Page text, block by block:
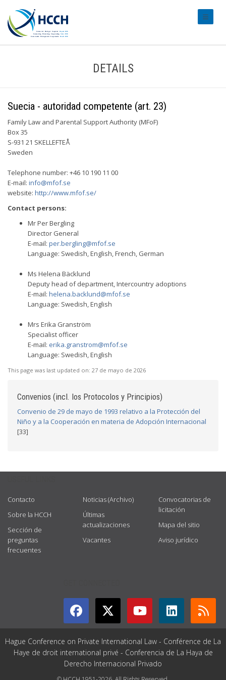
DETAILS
Suecia - autoridad competente (art. 23)
Family Law and Parental Support Authority (MFoF)
Box 35
S-931 21 SKELLEFTEÅ
Sweden
Telephone number: +46 10 190 11 00
E-mail: info@mfof.se
website: http://www.mfof.se/
Contact persons:
Mr Per Bergling
Director General
E-mail: per.bergling@mfof.se
Language: Swedish, English, French, German
Ms Helena Bäcklund
Deputy head of department, Intercountry adoptions
E-mail: helena.backlund@mfof.se
Language: Swedish, English
Mrs Erika Granström
Specialist officer
E-mail: erika.granstrom@mfof.se
Language: Swedish, English
This page was last updated on: 27 de mayo de 2026
Convenios (incl. los Protocolos y Principios)
Convenio de 29 de mayo de 1993 relativo a la Protección del
Niño y a la Cooperación en materia de Adopción Internacional
[33]
Contacto
Sobre la HCCH
Sección de
preguntas
frecuentes
Noticias (Archivo)
Últimas
actualizaciones
Vacantes
Convocatorias de
licitación
Mapa del sitio
Aviso jurídico
Hague Conference on Private International Law - Conférence de La
Haye de droit international privé - Conferencia de La Haya de
Derecho Internacional Privado